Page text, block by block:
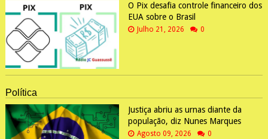
O Pix desafia controle financeiro dos
EUA sobre o Brasil
Julho 21, 2026 0
Política
Justiça abriu as urnas diante da
população, diz Nunes Marques
Agosto 09, 2026 0